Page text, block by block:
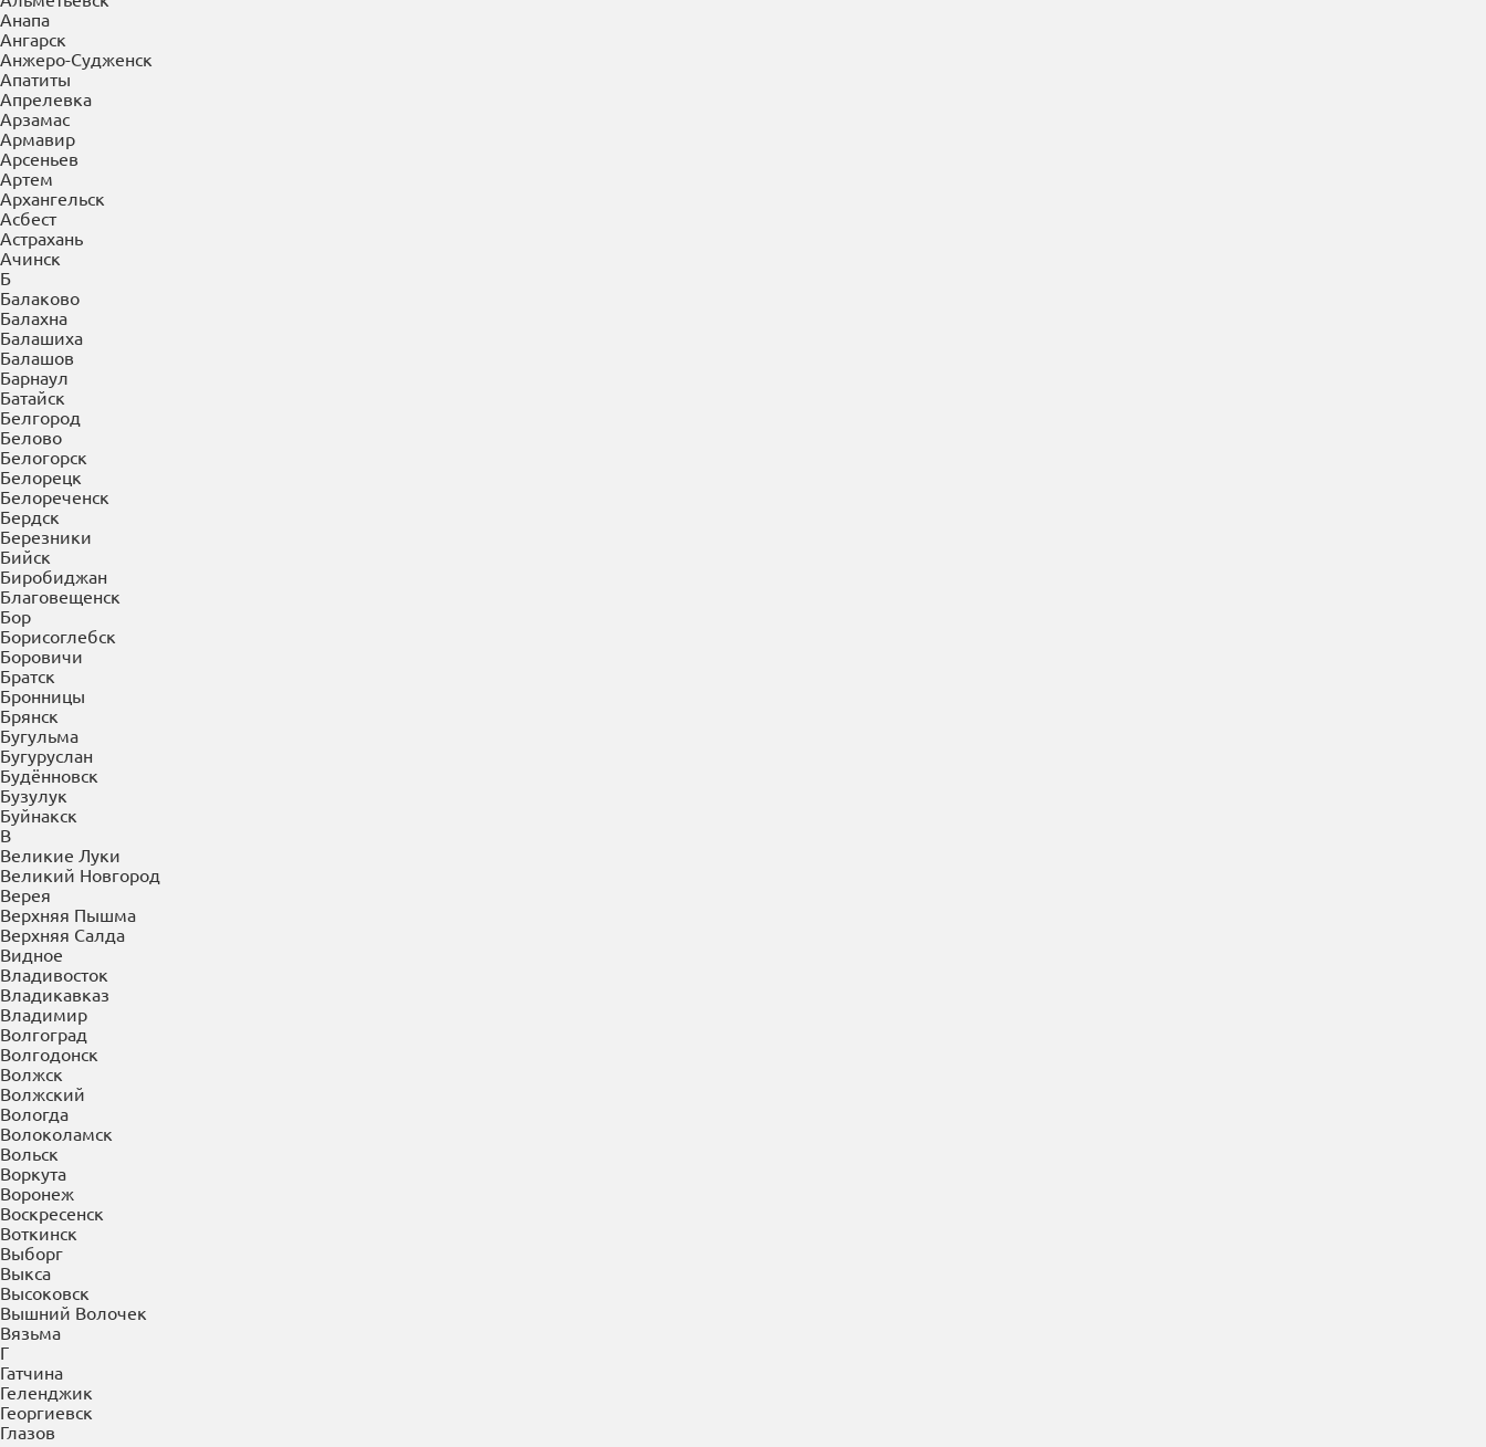
×
Выберите Ваш регион:
Абакан
А
Абакан
Азов
Александров
Алексин
Альметьевск
Анапа
Ангарск
Анжеро-Судженск
Апатиты
Апрелевка
Арзамас
Армавир
Арсеньев
Артем
Архангельск
Асбест
Астрахань
Ачинск
Б
Балаково
Балахна
Балашиха
Балашов
Барнаул
Батайск
Белгород
Белово
Белогорск
Белорецк
Белореченск
Бердск
Березники
Бийск
Биробиджан
Благовещенск
Бор
Борисоглебск
Боровичи
Братск
Бронницы
Брянск
Бугульма
Бугуруслан
Будённовск
Бузулук
Буйнакск
В
Великие Луки
Великий Новгород
Верея
Верхняя Пышма
Верхняя Салда
Видное
Владивосток
Владикавказ
Владимир
Волгоград
Волгодонск
Волжск
Волжский
Вологда
Волоколамск
Вольск
Воркута
Воронеж
Воскресенск
Воткинск
Выборг